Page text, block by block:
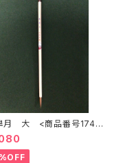
月 大 <商品番号1748